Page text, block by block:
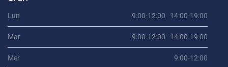
Lun 9:00-12:00 14:00-19:00
Mar 9:00-12:00 14:00-19:00
Mer 9:00-12:00